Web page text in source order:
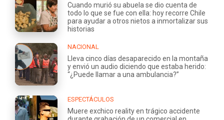
Cuando murió su abuela se dio cuenta de
todo lo que se fue con ella: hoy recorre Chile
para ayudar a otros nietos a inmortalizar sus
historias
NACIONAL
Lleva cinco días desaparecido en la montaña
y envió un audio diciendo que estaba herido:
“¿Puede llamar a una ambulancia?”
ESPECTÁCULOS
Muere exchico reality en trágico accidente